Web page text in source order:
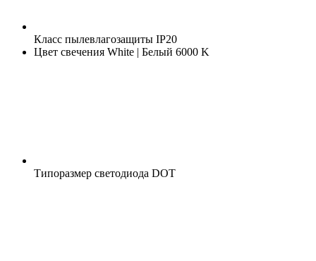
Класс пылевлагозащиты IP20
Цвет свечения White | Белый 6000 K
Типоразмер светодиода DOT